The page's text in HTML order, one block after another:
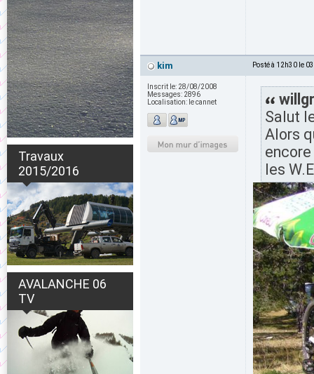
Travaux
2015/2016
AVALANCHE 06
TV
kim Posté à 12h30 le
Inscrit le: 28/08/2008
Messages: 2896
Localisation: le cannet
Salut
Alors
les